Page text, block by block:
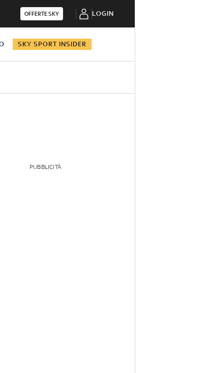
OFFERTE SKY LOGIN
SKY SPORT INSIDER
PUBBLICITÀ